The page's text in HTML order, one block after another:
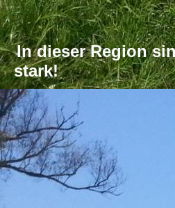
In dieser Region
stark!